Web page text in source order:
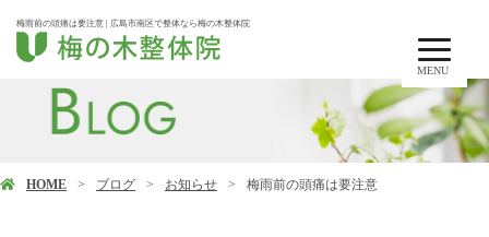
MENU
梅雨前の頭痛は要注意 | 広島市南区で整体なら梅の木整体院
HOME ブログ お知らせ 梅雨前の頭痛は要注意